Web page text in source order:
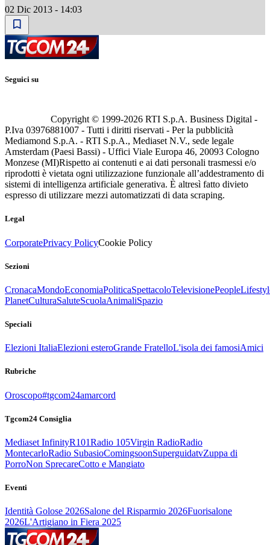
02 Dic 2013 - 14:03
Seguici su
Copyright © 1999-2026 RTI S.p.A. Business Digital -
P.Iva 03976881007 - Tutti i diritti riservati - Per la pubblicità
Mediamond S.p.A. - RTI S.p.A., Mediaset N.V., sede legale
Amsterdam (Paesi Bassi) - Uffici Viale Europa 46, 20093 Cologno
Monzese (MI)Rispetto ai contenuti e ai dati personali trasmessi e/o
riprodotti è vietata ogni utilizzazione funzionale all’addestramento di
sistemi di intelligenza artificiale generativa. È altresì fatto divieto
espresso di utilizzare mezzi automatizzati di data scraping.
Legal
CorporatePrivacy PolicyCookie Policy
Sezioni
CronacaMondoEconomiaPoliticaSpettacoloTelevisionePeople
PlanetCulturaSaluteScuolaAnimaliSpazio
Speciali
Elezioni ItaliaElezioni esteroGrande FratelloL'isola dei famosiAmici
Rubriche
Oroscopo#tgcom24amarcord
Tgcom24 Consiglia
Mediaset InfinityR101Radio 105Virgin RadioRadio
MontecarloRadio SubasioComingsoonSuperguidatvZuppa di
PorroNon SprecareCotto e Mangiato
Eventi
Identità Golose 2026Salone del Risparmio 2026Fuorisalone
2026L'Artigiano in Fiera 2025